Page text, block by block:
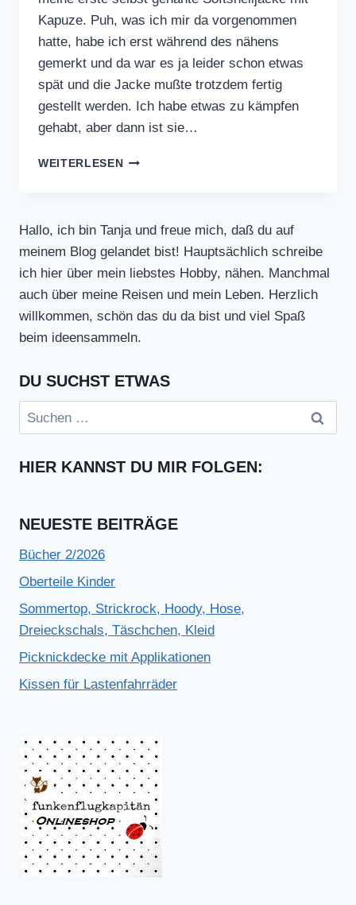
Kapuze. Puh, was ich mir da vorgenommen
hatte, habe ich erst während des nähens
gemerkt und da war es ja leider schon etwas
spät und die Jacke mußte trotzdem fertig
gestellt werden. Ich habe etwas zu kämpfen
gehabt, aber dann ist sie…
WEITERLESENSOFTSHELLJACKE
Hallo, ich bin Tanja und freue mich, daß du auf
meinem Blog gelandet bist! Hauptsächlich schreibe
ich hier über mein liebstes Hobby, nähen. Manchmal
auch über meine Reisen und mein Leben. Herzlich
willkommen, schön das du da bist und viel Spaß
beim ideensammeln.
DU SUCHST ETWAS
Suchen
nach:
HIER KANNST DU MIR FOLGEN:
NEUESTE BEITRÄGE
Bücher 2/2026
Oberteile Kinder
Sommertop, Strickrock, Hoody, Hose,
Dreieckschals, Täschchen, Kleid
Picknickdecke mit Applikationen
Kissen für Lastenfahrräder